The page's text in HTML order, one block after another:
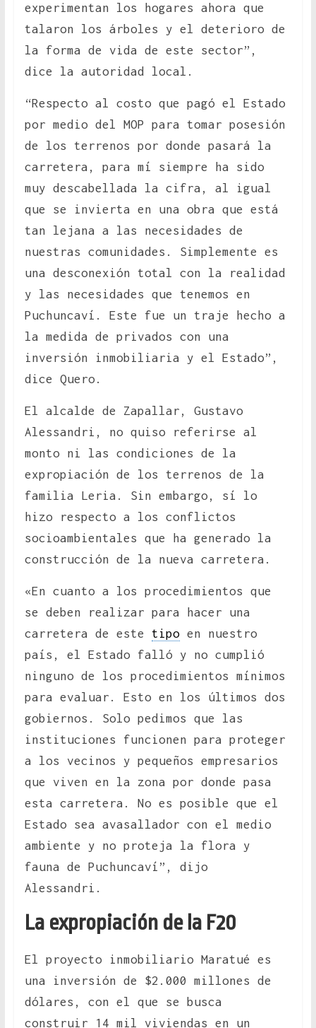
experimentan los hogares ahora que
talaron los árboles y el deterioro de
la forma de vida de este sector”,
dice la autoridad local.
“Respecto al costo que pagó el Estado
por medio del MOP para tomar posesión
de los terrenos por donde pasará la
carretera, para mí siempre ha sido
muy descabellada la cifra, al igual
que se invierta en una obra que está
tan lejana a las necesidades de
nuestras comunidades. Simplemente es
una desconexión total con la realidad
y las necesidades que tenemos en
Puchuncaví. Este fue un traje hecho a
la medida de privados con una
inversión inmobiliaria y el Estado”,
dice Quero.
El alcalde de Zapallar, Gustavo
Alessandri, no quiso referirse al
monto ni las condiciones de la
expropiación de los terrenos de la
familia Leria. Sin embargo, sí lo
hizo respecto a los conflictos
socioambientales que ha generado la
construcción de la nueva carretera.
«En cuanto a los procedimientos que
se deben realizar para hacer una
carretera de este tipoen nuestro
país, el Estado falló y no cumplió
ninguno de los procedimientos mínimos
para evaluar. Esto en los últimos dos
gobiernos. Solo pedimos que las
instituciones funcionen para proteger
a los vecinos y pequeños empresarios
que viven en la zona por donde pasa
esta carretera. No es posible que el
Estado sea avasallador con el medio
ambiente y no proteja la flora y
fauna de Puchuncaví”, dijo
Alessandri.
La expropiación de la F20
El proyecto inmobiliario Maratué es
una inversión de $2.000 millones de
dólares, con el que se busca
construir 14 mil viviendas en un